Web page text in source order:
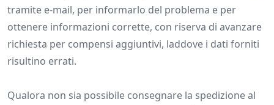
tramite e-mail, per informarlo del problema e per
ottenere informazioni corrette, con riserva di avanzare
richiesta per compensi aggiuntivi, laddove i dati forniti
risultino errati.
Qualora non sia possibile consegnare la spedizione al